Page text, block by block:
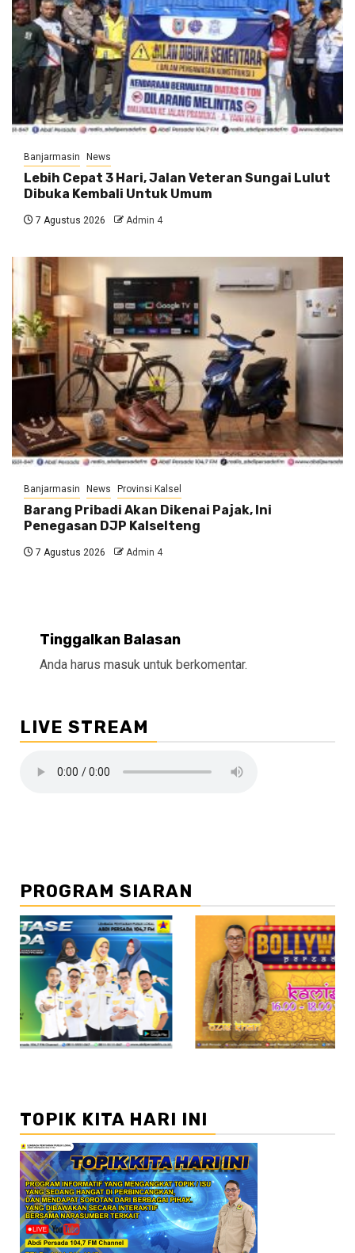
Banjarmasin News
Lebih Cepat 3 Hari, Jalan Veteran Sungai Lulut
Dibuka Kembali Untuk Umum
7 Agustus 2026 Admin 4
Banjarmasin News Provinsi Kalsel
Barang Pribadi Akan Dikenai Pajak, Ini
Penegasan DJP Kalselteng
7 Agustus 2026 Admin 4
Tinggalkan Balasan
Anda harus masuk untuk berkomentar.
LIVE STREAM
PROGRAM SIARAN
//2
TOPIK KITA HARI INI